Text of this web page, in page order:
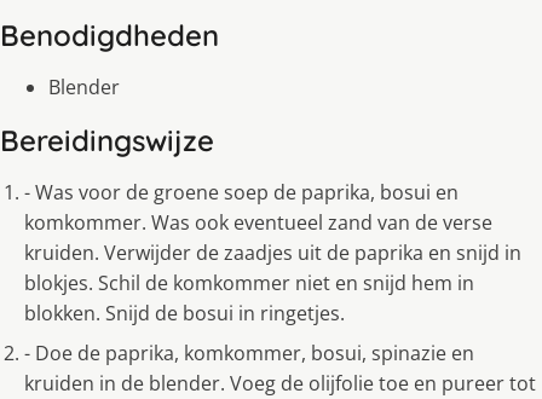
Benodigdheden
Blender
Bereidingswijze
- Was voor de groene soep de paprika, bosui en
komkommer. Was ook eventueel zand van de verse
kruiden. Verwijder de zaadjes uit de paprika en snijd in
blokjes. Schil de komkommer niet en snijd hem in
blokken. Snijd de bosui in ringetjes.
- Doe de paprika, komkommer, bosui, spinazie en
kruiden in de blender. Voeg de olijfolie toe en pureer tot